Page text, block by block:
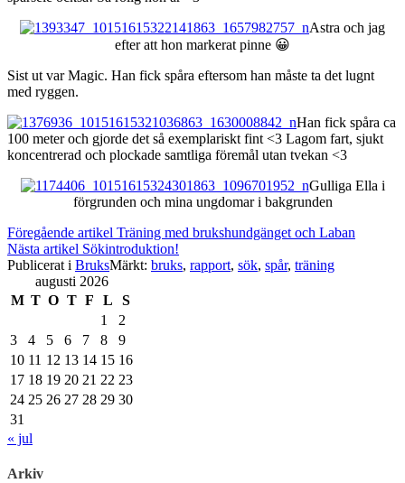
Astra och jag
efter att hon markerat pinne 😀
Sist ut var Magic. Han fick spåra eftersom han måste ta det lugnt
med ryggen.
Han fick spåra ca
100 meter och gjorde det så exemplariskt fint <3 Lagom fart, sjukt
koncentrerad och plockade samtliga föremål utan tvekan <3
Gulliga Ella i
förgrunden och mina ungdomar i bakgrunden
Fortsätt
läsa
Föregående artikel Träning med brukshundgänget och Laban
Nästa artikel Sökintroduktion!
Publicerat i BruksMärkt: bruks, rapport, sök, spår, träning
augusti 2026
M T O T F L
S
1
2
3
4 5 6 7 8
9
10 11 12 13 14 15 16
17 18 19 20 21 22 23
24 25 26 27 28 29 30
31
« jul
Arkiv